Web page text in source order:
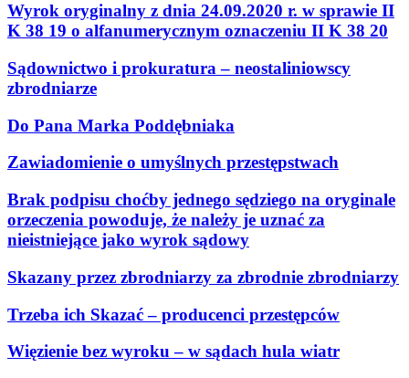
Wyrok oryginalny z dnia 24.09.2020 r. w sprawie II
K 38 19 o alfanumerycznym oznaczeniu II K 38 20
Sądownictwo i prokuratura – neostaliniowscy
zbrodniarze
Do Pana Marka Poddębniaka
Zawiadomienie o umyślnych przestępstwach
Brak podpisu choćby jednego sędziego na oryginale
orzeczenia powoduje, że należy je uznać za
nieistniejące jako wyrok sądowy
Skazany przez zbrodniarzy za zbrodnie zbrodniarzy
Trzeba ich Skazać – producenci przestępców
Więzienie bez wyroku – w sądach hula wiatr